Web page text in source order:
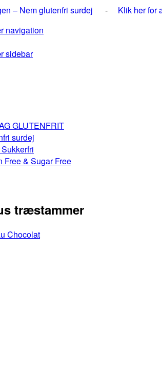
– Nem glutenfri surdej - Klik her for
navigation
sidebar
GLUTENFRIT
surdej
Free & Sugar Free
træstammer
Chocolat